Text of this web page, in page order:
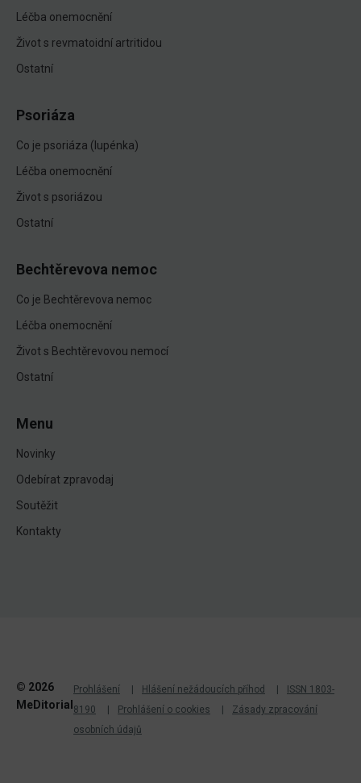
Léčba onemocnění
Život s revmatoidní artritidou
Ostatní
Psoriáza
Co je psoriáza (lupénka)
Léčba onemocnění
Život s psoriázou
Ostatní
Bechtěrevova nemoc
Co je Bechtěrevova nemoc
Léčba onemocnění
Život s Bechtěrevovou nemocí
Ostatní
Menu
Novinky
Odebírat zpravodaj
Soutěžit
Kontakty
© 2026
MeDitorial
Prohlášení Hlášení nežádoucích příhod
ISSN 1803-
8190
Prohlášení o cookies
Zásady zpracování
osobních údajů